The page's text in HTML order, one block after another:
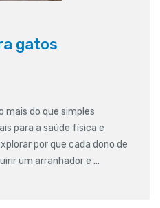
gatos
mais do que simples
para a saúde física e
por que cada dono de
um arranhador e ...